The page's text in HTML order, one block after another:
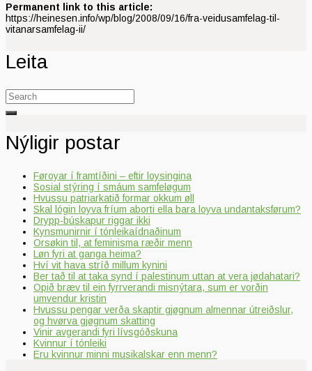
Permanent link to this article:
https://heinesen.info/wp/blog/2008/09/16/fra-veidusamfelag-til-
vitanarsamfelag-ii/
Leita
Search
for:
Nýligir postar
Føroyar í framtíðini – eftir loysingina
Sosial stýring í smáum samfeløgum
Hvussu patriarkatið formar okkum øll
Skal lógin loyva fríum aborti ella bara loyva undantaksførum?
Drypp-búskapur riggar ikki
Kynsmunirnir í tónleikaídnaðinum
Orsøkin til, at feminisma ræðir menn
Løn fyri at ganga heima?
Hví vit hava stríð millum kynini
Ber tað til at taka synd í palestinum uttan at vera jødahatari?
Opið bræv til ein fyrrverandi misnýtara, sum er vorðin
umvendur kristin
Hvussu pengar verða skaptir gjøgnum almennar útreiðslur,
og hvørva gjøgnum skatting
Vinir avgerandi fyri lívsgóðskuna
Kvinnur í tónleiki
Eru kvinnur minni musikalskar enn menn?